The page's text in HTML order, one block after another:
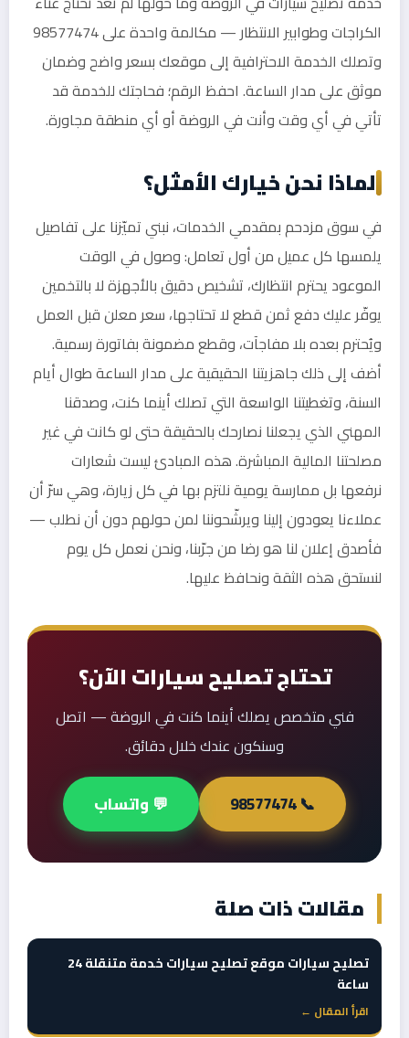
الكراجات وطوابير الانتظار — مكالمة واحدة على 98577474
وتصلك الخدمة الاحترافية إلى موقعك بسعر واضح وضمان
موثق على مدار الساعة. احفظ الرقم؛ فحاجتك للخدمة قد
تأتي في أي وقت وأنت في الروضة أو أي منطقة مجاورة.
لماذا نحن خيارك الأمثل؟
في سوق مزدحم بمقدمي الخدمات، نبني تميّزنا على تفاصيل
يلمسها كل عميل من أول تعامل: وصول في الوقت
الموعود يحترم انتظارك، تشخيص دقيق بالأجهزة لا بالتخمين
يوفّر عليك دفع ثمن قطع لا تحتاجها، سعر معلن قبل العمل
ويُحترم بعده بلا مفاجآت، وقطع مضمونة بفاتورة رسمية.
أضف إلى ذلك جاهزيتنا الحقيقية على مدار الساعة طوال أيام
السنة، وتغطيتنا الواسعة التي تصلك أينما كنت، وصدقنا
المهني الذي يجعلنا نصارحك بالحقيقة حتى لو كانت في غير
مصلحتنا المالية المباشرة. هذه المبادئ ليست شعارات
نرفعها بل ممارسة يومية نلتزم بها في كل زيارة، وهي سرّ أن
عملاءنا يعودون إلينا ويرشّحوننا لمن حولهم دون أن نطلب —
فأصدق إعلان لنا هو رضا من جرّبنا، ونحن نعمل كل يوم
لنستحق هذه الثقة ونحافظ عليها.
تحتاج تصليح سيارات الآن؟
فني متخصص يصلك أينما كنت في الروضة — اتصل
وسنكون عندك خلال دقائق.
📞 98577474 💬 واتساب
مقالات ذات صلة
تصليح سيارات موقع تصليح سيارات خدمة متنقلة 24
ساعة
اقرأ المقال ←